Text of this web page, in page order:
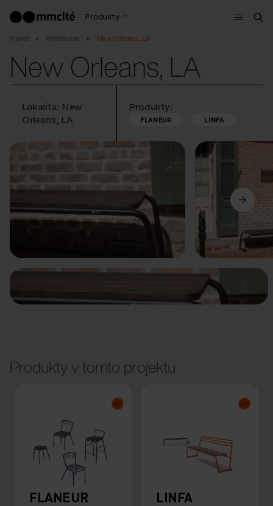
Produkty
Menu
Home Reference New Orleans, LA
New Orleans, LA
Lokalita: New
Orleans, LA
Produkty:
FLANEUR LINFA
Další
Produkty v tomto projektu
FLANEUR LINFA